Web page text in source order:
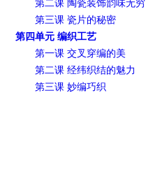
第二课 陶瓷装饰韵味无穷
第三课 瓷片的秘密
第四单元 编织工艺
第一课 交叉穿编的美
第二课 经纬织结的魅力
第三课 妙编巧织